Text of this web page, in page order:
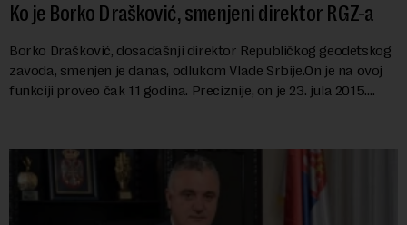
Ko je Borko Drašković, smenjeni direktor RGZ-a
Borko Drašković, dosadašnji direktor Republičkog geodetskog
zavoda, smenjen je danas, odlukom Vlade Srbije.On je na ovoj
funkciji proveo čak 11 godina. Preciznije, on je 23. jula 2015.